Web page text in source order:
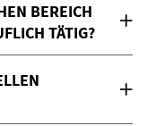
BEREICH
TÄTIG?